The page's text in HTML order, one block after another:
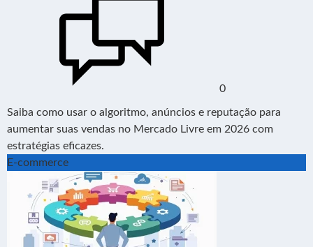
0
Saiba como usar o algoritmo, anúncios e reputação para
aumentar suas vendas no Mercado Livre em 2026 com
estratégias eficazes.
E-commerce